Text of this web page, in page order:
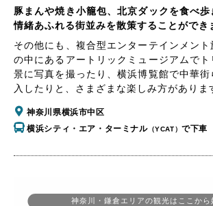
豚まんや焼き小籠包、北京ダックを食べ歩
情緒あふれる街並みを散策することができ
その他にも、複合型エンターテインメン
の中にあるアートリックミュージアムで
景に写真を撮ったり、横浜博覧館で中華
入したりと、さまざまな楽しみ方がありま
神奈川県横浜市中区
横浜シティ・エア・ターミナル（YCAT）で下車
神奈川・鎌倉エリアの観光はここから